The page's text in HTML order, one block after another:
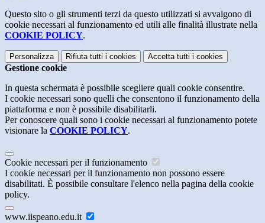
Questo sito o gli strumenti terzi da questo utilizzati si avvalgono di
cookie necessari al funzionamento ed utili alle finalità illustrate nella
COOKIE POLICY.
Personalizza Rifiuta tutti i cookies Accetta tutti i cookies
Gestione cookie
In questa schermata è possibile scegliere quali cookie consentire.
I cookie necessari sono quelli che consentono il funzionamento della
piattaforma e non è possibile disabilitarli.
Per conoscere quali sono i cookie necessari al funzionamento potete
visionare la COOKIE POLICY.
Cookie necessari per il funzionamento
I cookie necessari per il funzionamento non possono essere
disabilitati. È possibile consultare l'elenco nella pagina della cookie
policy.
www.iispeano.edu.it